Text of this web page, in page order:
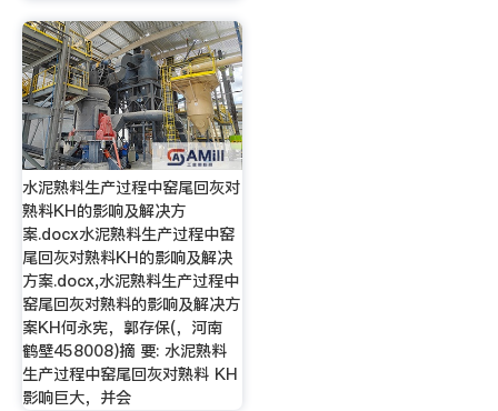
水泥熟料生产过程中窑尾回灰对
熟料KH的影响及解决方
案.docx水泥熟料生产过程中窑
尾回灰对熟料KH的影响及解决
方案.docx,水泥熟料生产过程中
窑尾回灰对熟料的影响及解决方
案KH何永宪，郭存保(，河南
鹤壁458008)摘 要: 水泥熟料
生产过程中窑尾回灰对熟料 KH
影响巨大，并会